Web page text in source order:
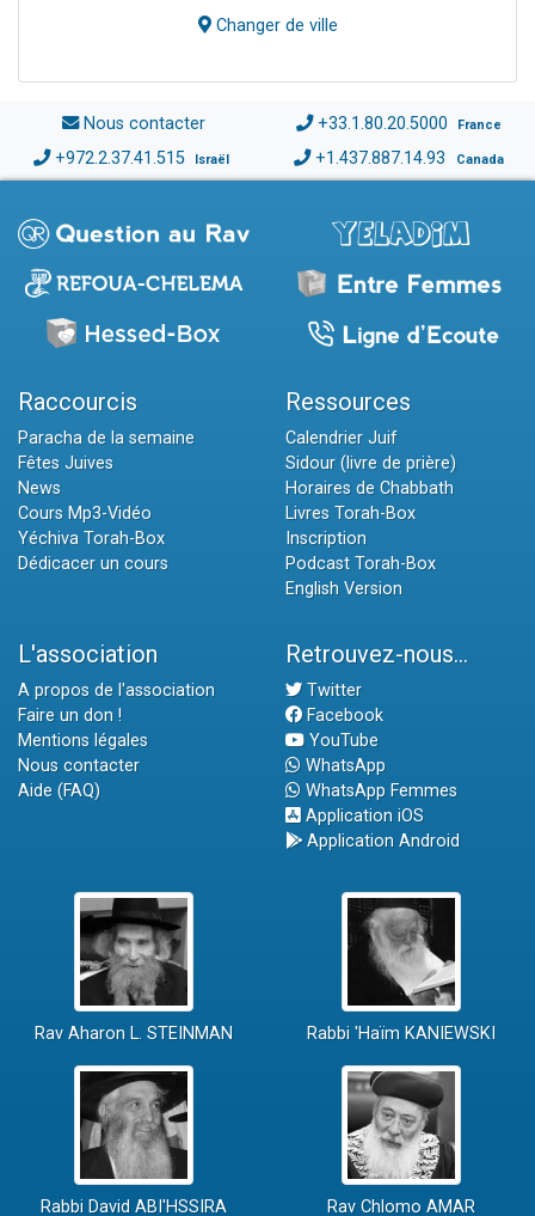
Changer de ville
Nous contacter +33.1.80.20.5000 France
+972.2.37.41.515 Israël +1.437.887.14.93 Canada
Raccourcis
Paracha de la semaine
Fêtes Juives
News
Cours Mp3-Vidéo
Yéchiva Torah-Box
Dédicacer un cours
Ressources
Calendrier Juif
Sidour (livre de prière)
Horaires de Chabbath
Livres Torah-Box
Inscription
Podcast Torah-Box
English Version
L'association
A propos de l'association
Faire un don !
Mentions légales
Nous contacter
Aide (FAQ)
Retrouvez-nous...
Twitter
Facebook
YouTube
WhatsApp
WhatsApp Femmes
Application iOS
Application Android
Rav Aharon L. STEINMAN Rabbi 'Haïm KANIEWSKI
Rabbi David ABI'HSSIRA Rav Chlomo AMAR